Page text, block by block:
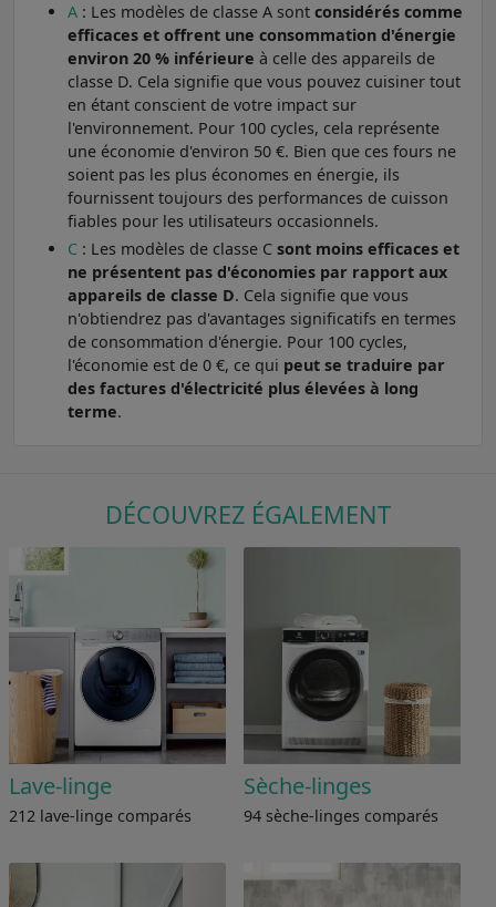
A : Les modèles de classe A sont considérés comme
efficaces et offrent une consommation d'énergie
environ 20 % inférieure à celle des appareils de
classe D. Cela signifie que vous pouvez cuisiner tout
en étant conscient de votre impact sur
l'environnement. Pour 100 cycles, cela représente
une économie d'environ 50 €. Bien que ces fours ne
soient pas les plus économes en énergie, ils
fournissent toujours des performances de cuisson
fiables pour les utilisateurs occasionnels.
C : Les modèles de classe C sont moins efficaces et
ne présentent pas d'économies par rapport aux
appareils de classe D. Cela signifie que vous
n'obtiendrez pas d'avantages significatifs en termes
de consommation d'énergie. Pour 100 cycles,
l'économie est de 0 €, ce qui peut se traduire par
des factures d'électricité plus élevées à long
terme.
DÉCOUVREZ ÉGALEMENT
Lave-linge
212 lave-linge comparés
Sèche-linges
94 sèche-linges comparés